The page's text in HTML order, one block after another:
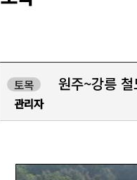
토목 원주~강릉
관리자